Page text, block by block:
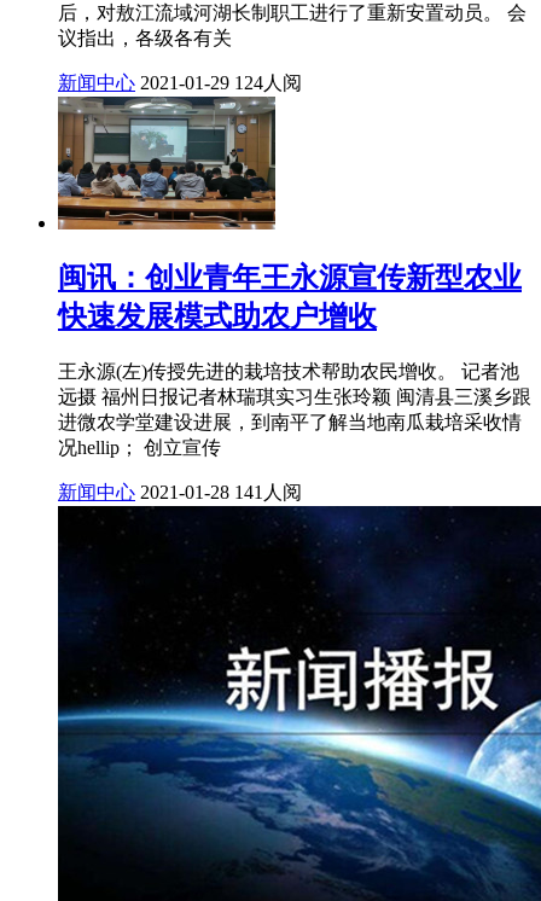
后，对敖江流域河湖长制职工进行了重新安置动员。 会
议指出，各级各有关
新闻中心 2021-01-29 124人阅
闽讯：创业青年王永源宣传新型农业
快速发展模式助农户增收
王永源(左)传授先进的栽培技术帮助农民增收。 记者池
远摄 福州日报记者林瑞琪实习生张玲颖 闽清县三溪乡跟
进微农学堂建设进展，到南平了解当地南瓜栽培采收情
况hellip； 创立宣传
新闻中心 2021-01-28 141人阅